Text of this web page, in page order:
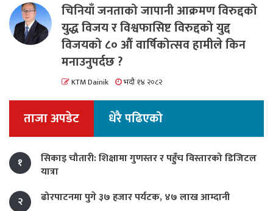
चिनियाँ जनताको जापानी आक्रमण विरुद्दको
युद्ध विजय र विश्वफासिष्ट विरुद्दको युद्द
विजयको ८० औं वार्षिकोत्सव हामीले किन
मनाउनुपर्दछ ?
KTM Dainik भदौ १४ २०८२
ताजा अपडेट धेरै पढिएको
१
सिकाइ चौतारी: शिक्षामा गुणस्तर र पहुँच विस्तारको डिजिटल
यात्रा
२
ढोरपाटनमा पुगे ३७ हजार पर्यटक, ४७ लाख आम्दानी